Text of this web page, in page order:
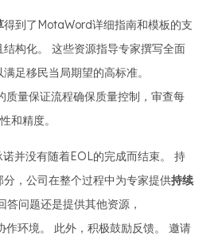
得到了MotaWord详细指南和模板的支
构化。 这些资源指导专家撰写全面
足移民当局期望的高标准。
质量保证流程确保质量控制，审查每
和精度。
并没有随着EOL的完成而结束。 持
，公司在整个过程中为专家提供持续
答问题还是提供其他资源，
作环境。 此外，积极鼓励反馈。 邀请